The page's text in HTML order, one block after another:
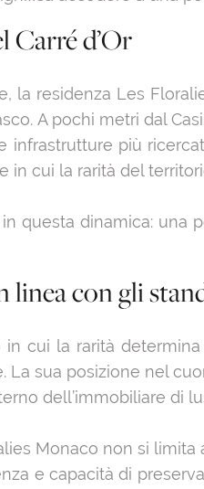
Carré d’Or
la residenza Les
A pochi metri dal
infrastrutture più
in cui la rarità del
questa dinamica:
linea con gli
cui la rarità
sua posizione nel
dell’immobiliare di
Monaco non si
e capacità di